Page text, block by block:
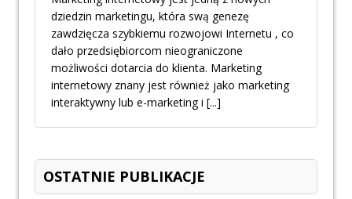
dziedzin marketingu, która swą genezę
zawdzięcza szybkiemu rozwojowi Internetu , co
dało przedsiębiorcom nieograniczone
możliwości dotarcia do klienta. Marketing
internetowy znany jest również jako marketing
interaktywny lub e-marketing i [...]
OSTATNIE PUBLIKACJE